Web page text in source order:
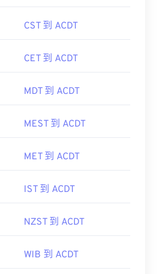
CST 到 ACDT
CET 到 ACDT
MDT 到 ACDT
MEST 到 ACDT
MET 到 ACDT
IST 到 ACDT
NZST 到 ACDT
WIB 到 ACDT